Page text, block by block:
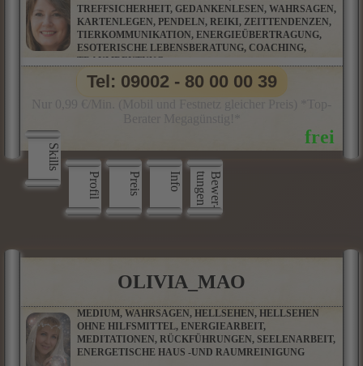
TREFFSICHERHEIT, GEDANKENLESEN, WAHRSAGEN,
KARTENLEGEN, PENDELN, REIKI, ZEITTENDENZEN,
TIERKOMMUNIKATION, ENERGIEÜBERTRAGUNG,
ESOTERISCHE LEBENSBERATUNG, COACHING,
TRAUMDEUTUNG
Skills
Profil
Preis Info B
e
w
e
r
­
t
u
n
g
e
n
Tel: 09002 - 80 00 00 39
OLIVIA_MAO
MEDIUM, WAHRSAGEN, HELLSEHEN, HELLSEHEN
OHNE HILFSMITTEL, ENERGIEARBEIT,
MEDITATIONEN, RÜCKFÜHRUNGEN, SEELENARBEIT,
ENERGETISCHE HAUS -UND RAUMREINIGUNG